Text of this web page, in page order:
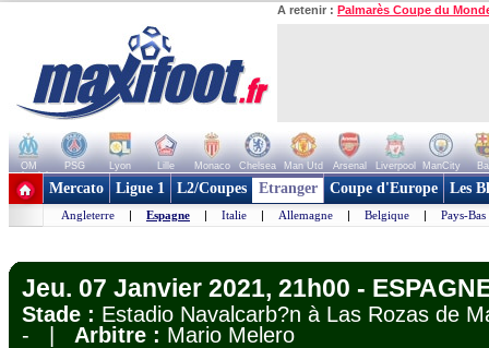
A retenir : Palmarès Coupe du
OM PSG Lyon Lille Monaco Chelsea Man Utd Arsenal Liverpool ManCity
+ de clubs
Mercato Ligue 1 L2/Coupes Etranger Coupe d'Europe Les
Angleterre | Espagne | Italie | Allemagne | Belgique | Pays-Bas
Jeu. 07 Janvier 2021, 21h00 -
Stade : Estadio Navalcarb?n à Las Rozas
- | Arbitre : Mario Melero